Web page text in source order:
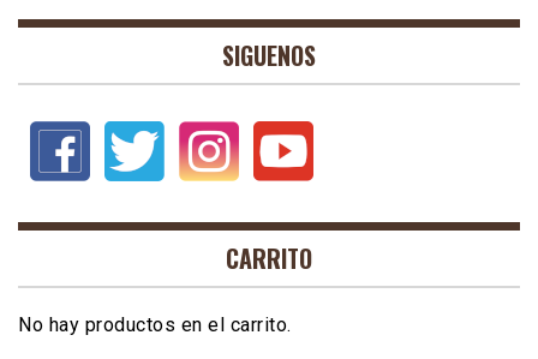
SIGUENOS
CARRITO
No hay productos en el carrito.